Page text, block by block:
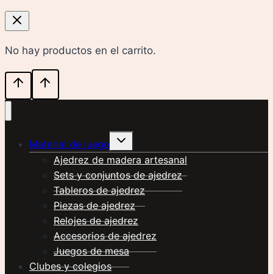
No hay productos en el carrito.
Material de juego
Alternar
hijo
Ajedrez de madera artesanal
Sets y conjuntos de ajedrez
Tableros de ajedrez
Piezas de ajedrez
Relojes de ajedrez
Accesorios de ajedrez
Juegos de mesa
Clubes y colegios